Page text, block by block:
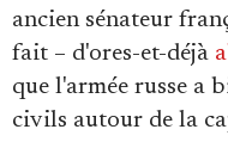
ancien sénateur
fait – d'ores-et-déjà
que l'armée russe a
civils autour de la